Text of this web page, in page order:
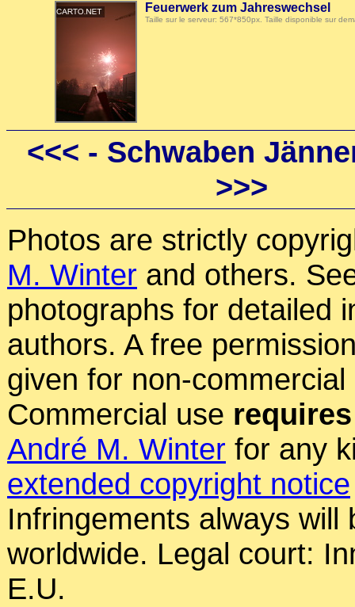
Feuerwerk zum Jahreswechsel
Taille sur le serveur: 567*850px. Taille disponible sur
<<< - Schwaben
>>>
Photos are strictly
M. Winter and others.
photographs for detailed
authors. A free
given for non-
Commercial use requires
André M. Winter for any
extended copyright notice
Infringements always will
worldwide. Legal court:
E.U.